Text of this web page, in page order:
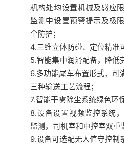
机构处均设置机械及感应
监测中设置预警提示及极
全防护；
4.三维立体防碰、定位精准
5.智能集中润滑配备，降低
6.多功能尾车布置形式，可
三种输送工艺流程；
7.智能干雾除尘系统绿色环保
8.设备设置视频监控系统
监测，司机室和中控室双重
9.设备可选配无人值守控制